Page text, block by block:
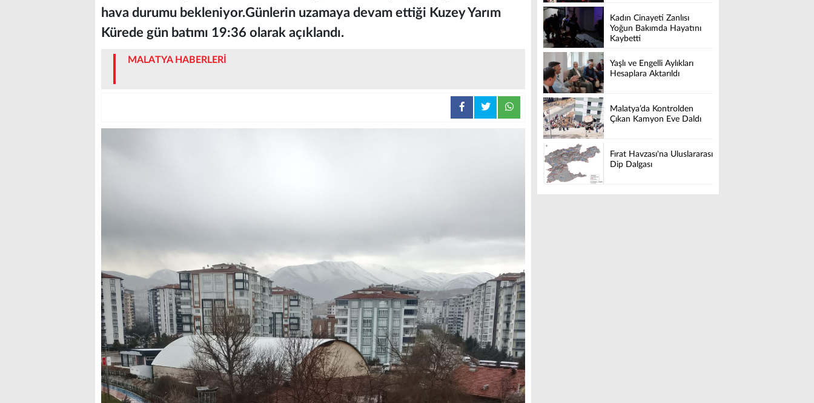
hava durumu bekleniyor.Günlerin uzamaya devam ettiği Kuzey Yarım
Kürede gün batımı 19:36 olarak açıklandı.
MALATYA HABERLERİ
Kadın Cinayeti Zanlısı
Yoğun Bakımda Hayatını
Kaybetti
Yaşlı ve Engelli Aylıkları
Hesaplara Aktarıldı
Malatya’da Kontrolden
Çıkan Kamyon Eve Daldı
Fırat Havzası'na Uluslararası
Dip Dalgası